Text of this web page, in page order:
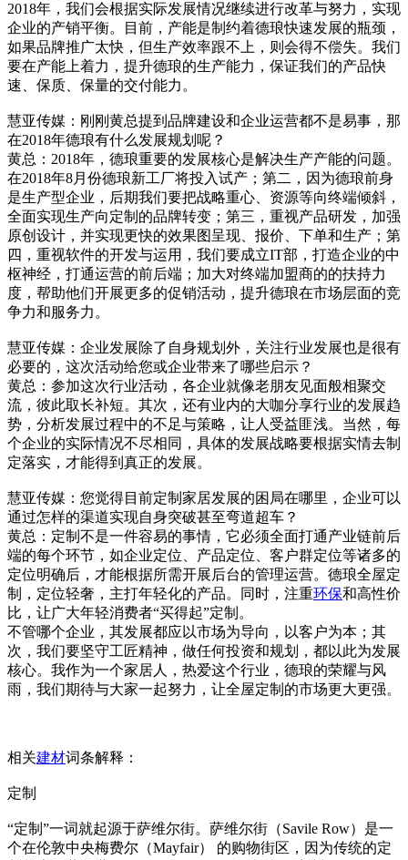
2018年，我们会根据实际发展情况继续进行改革与努力，实现
企业的产销平衡。目前，产能是制约着德琅快速发展的瓶颈，
如果品牌推广太快，但生产效率跟不上，则会得不偿失。我们
要在产能上着力，提升德琅的生产能力，保证我们的产品快
速、保质、保量的交付能力。
慧亚传媒：刚刚黄总提到品牌建设和企业运营都不是易事，那
在2018年德琅有什么发展规划呢？
黄总：2018年，德琅重要的发展核心是解决生产产能的问题。
在2018年8月份德琅新工厂将投入试产；第二，因为德琅前身
是生产型企业，后期我们要把战略重心、资源等向终端倾斜，
全面实现生产向定制的品牌转变；第三，重视产品研发，加强
原创设计，并实现更快的效果图呈现、报价、下单和生产；第
四，重视软件的开发与运用，我们要成立IT部，打造企业的中
枢神经，打通运营的前后端；加大对终端加盟商的的扶持力
度，帮助他们开展更多的促销活动，提升德琅在市场层面的竞
争力和服务力。
慧亚传媒：企业发展除了自身规划外，关注行业发展也是很有
必要的，这次活动给您或企业带来了哪些启示？
黄总：参加这次行业活动，各企业就像老朋友见面般相聚交
流，彼此取长补短。其次，还有业内的大咖分享行业的发展趋
势，分析发展过程中的不足与策略，让人受益匪浅。当然，每
个企业的实际情况不尽相同，具体的发展战略要根据实情去制
定落实，才能得到真正的发展。
慧亚传媒：您觉得目前定制家居发展的困局在哪里，企业可以
通过怎样的渠道实现自身突破甚至弯道超车？
黄总：定制不是一件容易的事情，它必须全面打通产业链前后
端的每个环节，如企业定位、产品定位、客户群定位等诸多的
定位明确后，才能根据所需开展后台的管理运营。德琅全屋定
制，定位轻奢，主打年轻化的产品。同时，注重环保和高性价
比，让广大年轻消费者“买得起”定制。
不管哪个企业，其发展都应以市场为导向，以客户为本；其
次，我们要坚守工匠精神，做任何投资和规划，都以此为发展
核心。我作为一个家居人，热爱这个行业，德琅的荣耀与风
雨，我们期待与大家一起努力，让全屋定制的市场更大更强。
相关建材词条解释：
定制
“定制”一词就起源于萨维尔街。萨维尔街（Savile Row）是一
个在伦敦中央梅费尔（Mayfair） 的购物街区，因为传统的定